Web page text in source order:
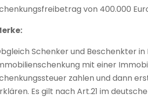
von 400.000
Schenker und Beschenkter
mit einer
zahlen und dann
Es gilt nach Art.21 im